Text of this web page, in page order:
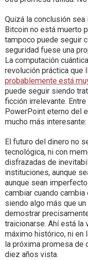
Quizá la conclusión
Bitcoin no está muerto
tampoco puede seguir
seguridad fuese una
La computación
revolución práctica que
probablemente está
puede seguir siendo
ficción irrelevante.
PowerPoint eterno del
mucho más
El futuro del dinero no
tecnológica, ni con
disfrazadas de
instituciones, aunque
aunque sean
cambiar cuando
siendo algo más que
demostrar
traicionarse. Ahí está la
máximo histórico, ni en
la próxima promesa de
diez años vista.